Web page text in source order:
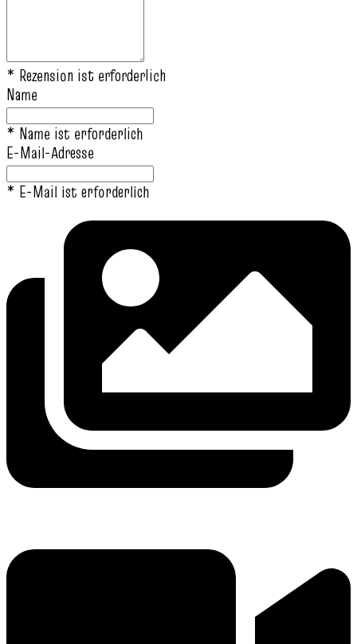
* Rezension ist erforderlich
Name
* Name ist erforderlich
E-Mail-Adresse
* E-Mail ist erforderlich